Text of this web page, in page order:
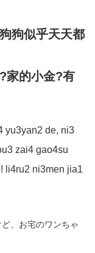
狗似乎天天都
家的小金?有
yu3yan2 de, ni3
zai4 gao4su
li4ru2 ni3men jia1
、お宅のワンちゃ